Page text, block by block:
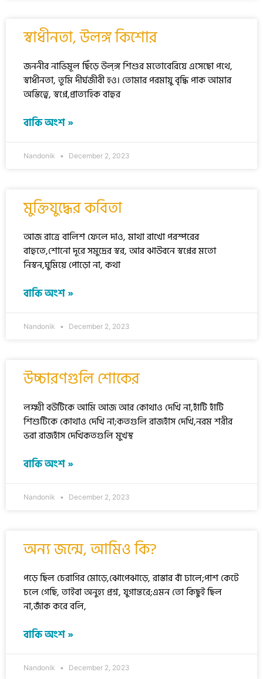
স্বাধীনতা, উলঙ্গ কিশোর
জননীর নাভিমূল ছিঁড়ে উল্ঙ্গ শিশুর মতোবেরিয়ে এসেছো পথে,
স্বাধীনতা, তুমি দীর্ঘজীবী হও। তোমার পরমায়ু বৃদ্ধি পাক আমার
অস্তিত্বে, স্বপ্নে,প্রাত্যহিক বাহুর
বাকি অংশ »
Nandonik December 2, 2023
মুক্তিযুদ্ধের কবিতা
আজ রাত্রে বালিশ ফেলে দাও, মাথা রাখো পরস্পরের
বাহুতে,শোনো দূরে সমুদ্রের স্বর, আর ঝাউবনে স্বপ্নের মতো
নিস্বন,ঘুমিয়ে পোড়ো না, কথা
বাকি অংশ »
Nandonik December 2, 2023
উচ্চারণগুলি শোকের
লক্ষ্মী বউটিকে আমি আজ আর কোথাও দেখি না,হাঁটি হাঁটি
শিশুটিকে কোথাও দেখি না;কতগুলি রাজহাঁস দেখি,নরম শরীর
ভরা রাজহাঁস দেখিকতগুলি মুখস্থ
বাকি অংশ »
Nandonik December 2, 2023
অন্য জন্মে, আমিও কি?
পড়ে ছিল চেরাগির মোড়ে,ঝোপেঝাড়ে, রাস্তার বাঁ ঢালে;পাশ কেটে
চলে গেছি, তাইবা অনুহ্য প্রশ্ন, যুগান্তরে;এমন তো কিছুই ছিল
না,জাঁক করে বলি,
বাকি অংশ »
Nandonik December 2, 2023